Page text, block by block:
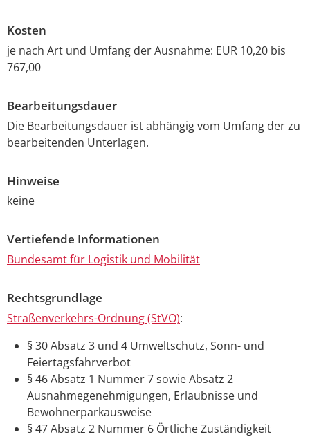
Kosten
je nach Art und Umfang der Ausnahme: EUR 10,20 bis
767,00
Bearbeitungsdauer
Die Bearbeitungsdauer ist abhängig vom Umfang der zu
bearbeitenden Unterlagen.
Hinweise
keine
Vertiefende Informationen
Bundesamt für Logistik und Mobilität
Rechtsgrundlage
Straßenverkehrs-Ordnung (StVO):
§ 30 Absatz 3 und 4 Umweltschutz, Sonn- und
Feiertagsfahrverbot
§ 46 Absatz 1 Nummer 7 sowie Absatz 2
Ausnahmegenehmigungen, Erlaubnisse und
Bewohnerparkausweise
§ 47 Absatz 2 Nummer 6 Örtliche Zuständigkeit